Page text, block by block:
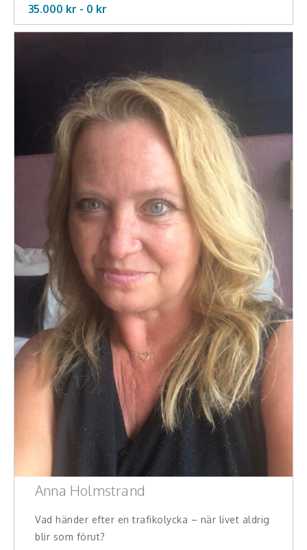
Effektivitet, framgång
Framtid, trender
Försäljning, marknadsföring, service,
Förändring, organisation,
organisationsutveckling
Hälsa, friskvård
Innovation, kreativitet, entreprenörskap,
intraprenörskap
Kommunikation och media
Ledarskap, medarbetarskap, HR
Miljö, hållbar utveckling
Målsättning, motivation, attityd
Mångfald och integration
Pedagogik, skola, föräldraskap
35.000 kr - 0 kr
Anna Holmstrand
Vad händer efter en trafikolycka – när livet aldrig
blir som förut?